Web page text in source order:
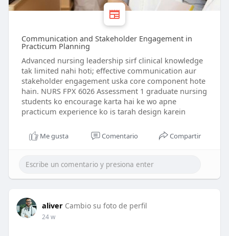
Communication and Stakeholder Engagement in
Practicum Planning
Advanced nursing leadership sirf clinical knowledge
tak limited nahi hoti; effective communication aur
stakeholder engagement uska core component hote
hain. NURS FPX 6026 Assessment 1 graduate nursing
students ko encourage karta hai ke wo apne
practicum experience ko is tarah design karein
Me gusta Comentario Compartir
aliver Cambio su foto de perfil
24 w